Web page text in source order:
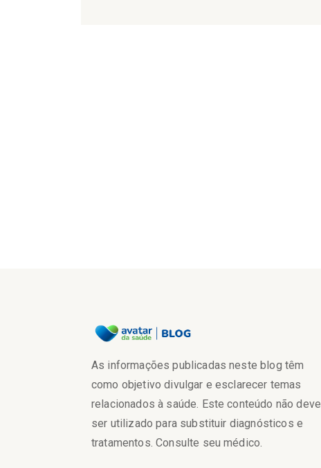
As informações publicadas neste blog têm
como objetivo divulgar e esclarecer temas
relacionados à saúde. Este conteúdo não deve
ser utilizado para substituir diagnósticos e
tratamentos. Consulte seu médico.